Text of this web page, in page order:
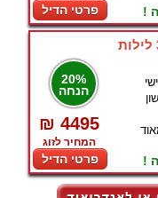
פרטי הדיל !
20%
הנחה
₪ 4495
המחיר לזוג
פרטי הדיל !